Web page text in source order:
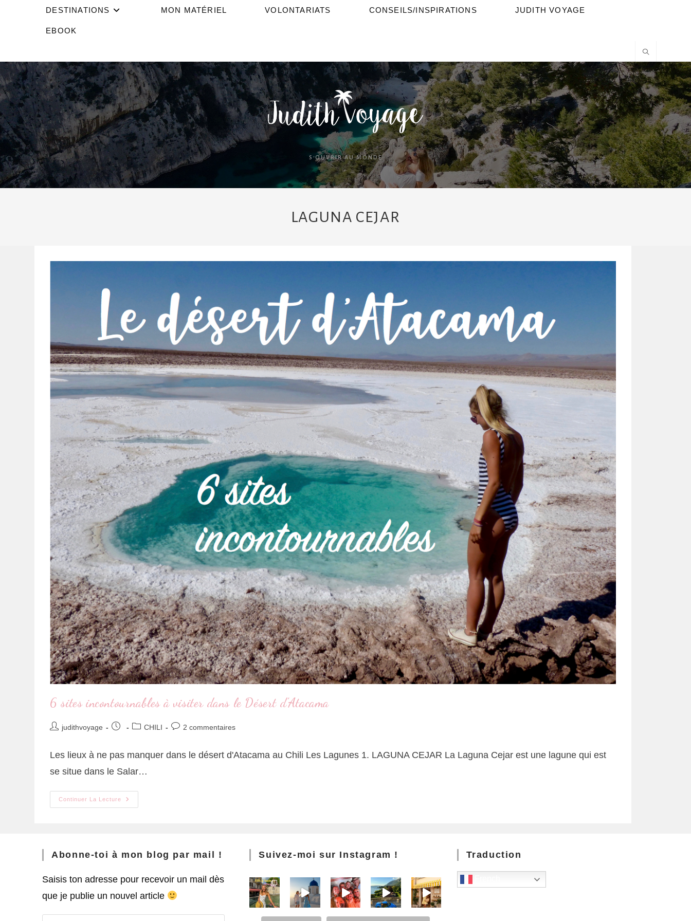
DESTINATIONS MON MATÉRIEL VOLONTARIATS CONSEILS/INSPIRATIONS JUDITH VOYAGE
EBOOK
S'OUVRIR AU MONDE
LAGUNA CEJAR
6 sites incontournables à visiter dans le Désert d’Atacama
judithvoyage CHILI 2 commentaires
Les lieux à ne pas manquer dans le désert d'Atacama au Chili Les Lagunes 1. LAGUNA CEJAR La Laguna Cejar est une lagune qui est
se situe dans le Salar…
Continuer La Lecture
Abonne-toi à mon blog par mail !
Saisis ton adresse pour recevoir un mail dès
que je publie un nouvel article
Suivez-moi sur Instagram ! Traduction